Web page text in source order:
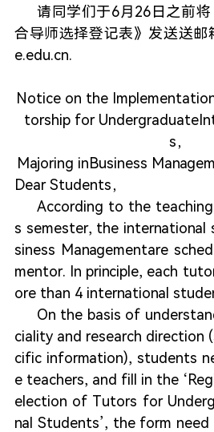
请同学们于6月26日之前
合导师选择登记表》发送送邮
e.edu.cn.
Notice on the
torship for
s，
Majoring inBusiness
Dear Students，
According to the
s semester, the international
siness Managementare
mentor. In principle, each
ore than 4 international
On the basis of
ciality and research direction
cific information), students
e teachers, and fill in the
election of Tutors for
nal Students’, the form